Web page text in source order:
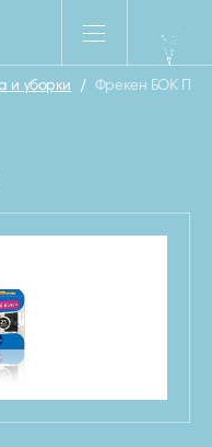
и уборки / Фрекен БОК